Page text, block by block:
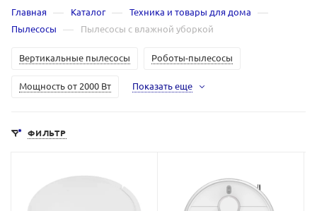
Главная — Каталог — Техника и товары для дома —
Пылесосы — Пылесосы с влажной уборкой
Вертикальные пылесосы Роботы-пылесосы
Мощность от 2000 Вт Показать еще
ФИЛЬТР